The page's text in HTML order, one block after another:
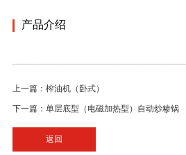
产品介绍
上一篇：榨油机（卧式）
下一篇：单层底型（电磁加热型）自动炒糁锅
返回